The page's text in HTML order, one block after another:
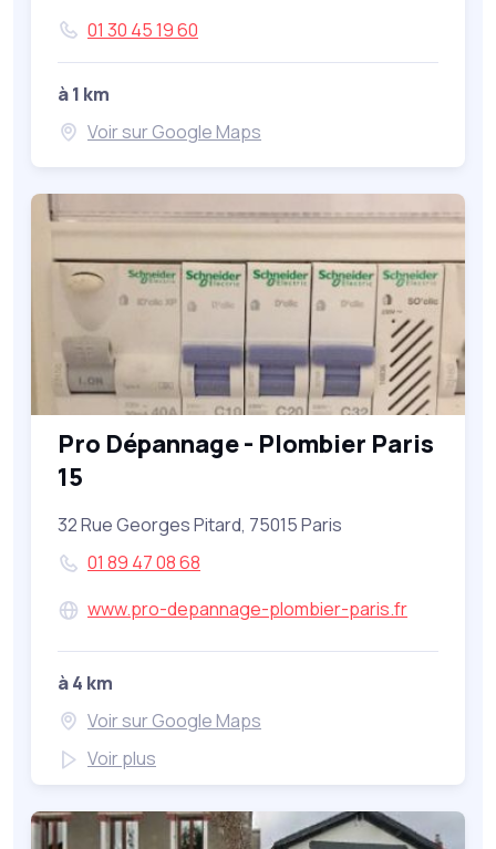
01 30 45 19 60
à 1 km
Voir sur Google Maps
Pro Dépannage - Plombier Paris
15
32 Rue Georges Pitard, 75015 Paris
01 89 47 08 68
www.pro-depannage-plombier-paris.fr
à 4 km
Voir sur Google Maps
Voir plus